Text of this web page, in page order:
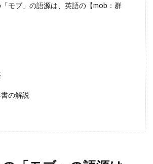
モブ」の語源は、英語の【mob：群
の解説